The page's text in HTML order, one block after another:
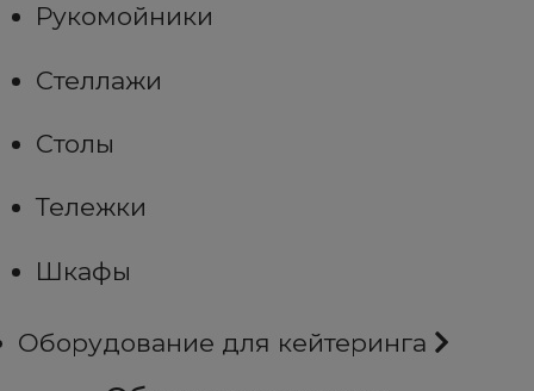
Рукомойники
Стеллажи
Столы
Тележки
Шкафы
Оборудование для кейтеринга